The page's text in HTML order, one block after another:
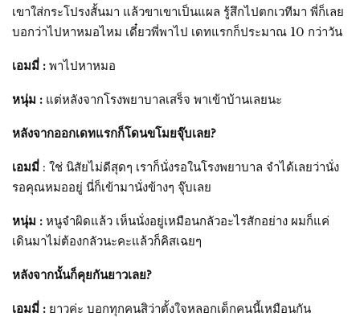
เขาใส่กระโปรงสั้นมา แล้วขาเขาเป็นแผล รู้สึกไปตกเวทีมา พี่ก็เลย
บอกว่าไปหาหมอไหม เดี๋ยวพี่พาไป เดทแรกก็ประมาณ 10 กว่าวัน
เอมมี่ : พาไปหาหมอ
หนุ่ม : แต่หลังจากโรงพยาบาลเสร็จ พาเข้าบ้านเลยนะ
หลังจากออกเดทแรกก็โดนขโมยจุ๊บเลย?
เอมมี่ : ใช่ นิสัยไม่ดีสุดๆ เราก็นั่งรอในโรงพยาบาล จำได้เลยว่านั่ง
รอคุณหมออยู่ นี่ก็เข้ามานั่งข้างๆ จุ๊บเลย
หนุ่ม : หนูจำผิดแล้ว เห็นนั่งอยู่เหมือนกลัวอะไรสักอย่าง ผมก็แค่
เดินมาไม่ต้องกลัวนะคะแล้วก็คิสเฉยๆ
หลังจากนั้นก็คุยกันยาวเลย?
เอมมี่ : ยาวค่ะ บอกทุกคนสิว่าตั้งใจหลอกเด็กคนนี้เหมือนกัน